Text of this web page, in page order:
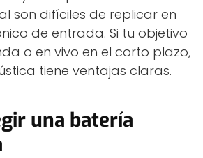
son difíciles de replicar en
de entrada. Si tu objetivo
o en vivo en el corto plazo,
tiene ventajas claras.
una batería